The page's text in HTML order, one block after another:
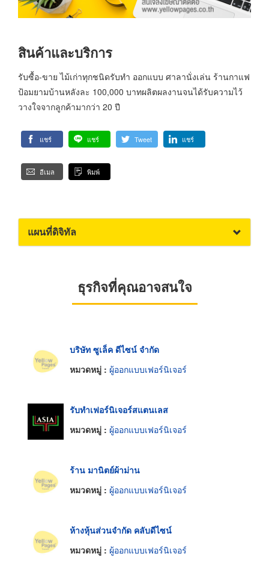
สินค้าและบริการ
รับซื้อ-ขาย ไม้เก่าทุกชนิดรับทำ ออกแบบ ศาลานั่งเล่น ร้านกาแฟ
ป้อมยามบ้านหลังละ 100,000 บาทผลิตผลงานจนได้รับความไว้
วางใจจากลูกค้ามากว่า 20 ปี
แชร์ แชร์ Tweet แชร์
อีเมล พิมพ์
แผนที่ดิจิทัล
ธุรกิจที่คุณอาจสนใจ
บริษัท ซูเล็ค ดีไซน์ จำกัด
หมวดหมู่ : ผู้ออกแบบเฟอร์นิเจอร์
รับทําเฟอร์นิเจอร์สแตนเลส
หมวดหมู่ : ผู้ออกแบบเฟอร์นิเจอร์
ร้าน มานิตย์ผ้าม่าน
หมวดหมู่ : ผู้ออกแบบเฟอร์นิเจอร์
ห้างหุ้นส่วนจำกัด คลับดีไซน์
หมวดหมู่ : ผู้ออกแบบเฟอร์นิเจอร์